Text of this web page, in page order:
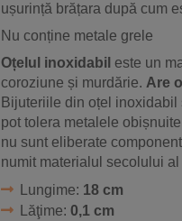
ușurință brățara după cum
Nu conține metale grele
Oțelul inoxidabil este un
coroziune și murdărie. Are
Bijuteriile din oțel inoxidabil
pot tolera metalele
nu sunt eliberate
numit materialul secolului al
Lungime: 18 cm
Lăţime: 0,1 cm